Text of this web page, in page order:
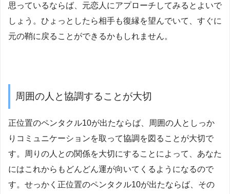
思っているならば、元恋人にアプローチしてみるとよいで
しょう。ひょっとしたら相手も復縁を望んでいて、すぐに
元の鞘に戻ることができるかもしれません。
周囲の人と協調することが大切
正位置のペンタクル10が出たならば、周囲の人としっか
りコミュニケーションを取って協調を図ることが大切で
す。周りの人との関係を大切にすることによって、あなた
にはこれからもどんどん運が向いてくるようになるので
す。せっかく正位置のペンタクル10が出たならば、その